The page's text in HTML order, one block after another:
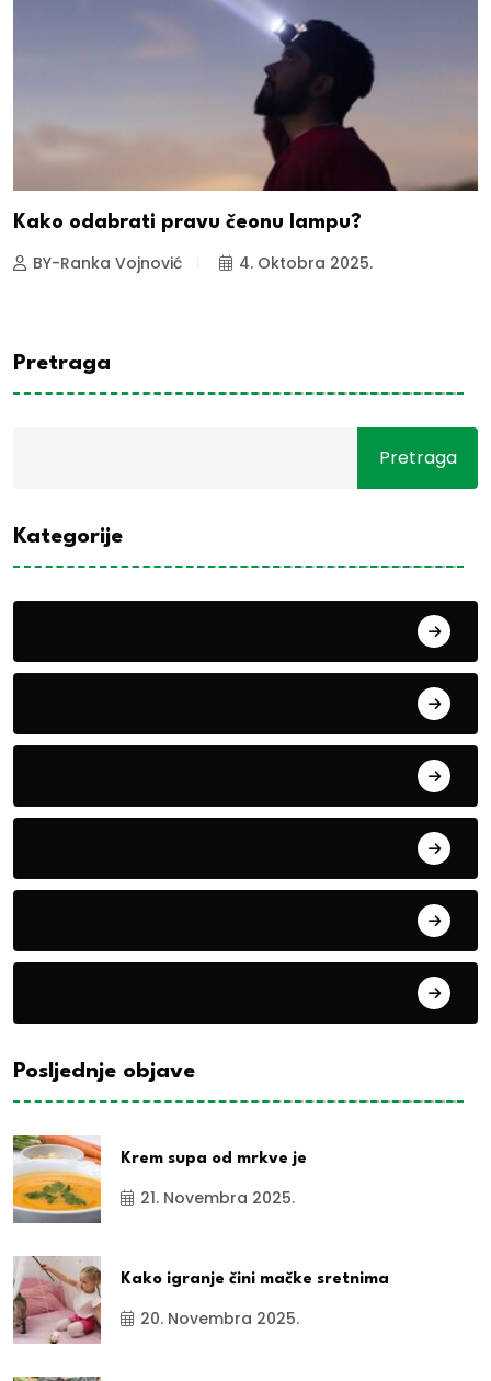
Kako odabrati pravu čeonu lampu?
BY-Ranka Vojnović 4. Oktobra 2025.
Pretraga
Pretraga
Kategorije
Posljednje objave
Krem supa od mrkve je
21. Novembra 2025.
Kako igranje čini mačke sretnima
20. Novembra 2025.